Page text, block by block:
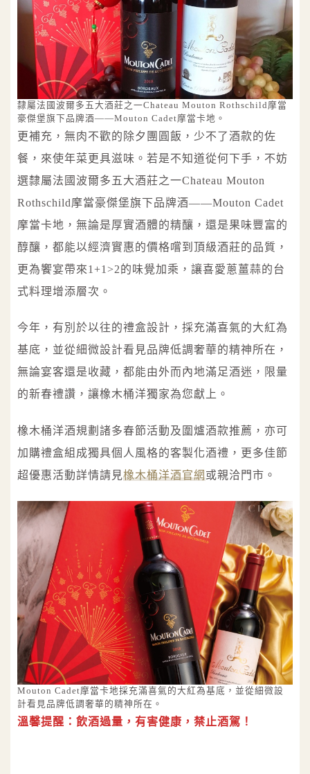
隸屬法國波爾多五大酒莊之一Chateau Mouton Rothschild摩當
豪傑堡旗下品牌酒——Mouton Cadet摩當卡地。
更補充，無肉不歡的除夕團圓飯，少不了酒款的佐
餐，來使年菜更具滋味。若是不知道從何下手，不妨
選隸屬法國波爾多五大酒莊之一Chateau Mouton
Rothschild摩當豪傑堡旗下品牌酒——Mouton Cadet
摩當卡地，無論是厚實酒體的精釀，還是果味豐富的
醇釀，都能以經濟實惠的價格嚐到頂級酒莊的品質，
更為饗宴帶來1+1>2的味覺加乘，讓喜愛蔥薑蒜的台
式料理增添層次。
今年，有別於以往的禮盒設計，採充滿喜氣的大紅為
基底，並從細微設計看見品牌低調奢華的精神所在，
無論宴客還是收藏，都能由外而內地滿足酒迷，限量
的新春禮讚，讓橡木桶洋獨家為您獻上。
橡木桶洋酒規劃諸多春節活動及圍爐酒款推薦，亦可
加購禮盒組成獨具個人風格的客製化酒禮，更多佳節
超優惠活動詳情請見橡木桶洋酒官網或親洽門市。
Mouton Cadet摩當卡地採充滿喜氣的大紅為基底，並從細微設
計看見品牌低調奢華的精神所在。
溫馨提醒：飲酒過量，有害健康，禁止酒駕！